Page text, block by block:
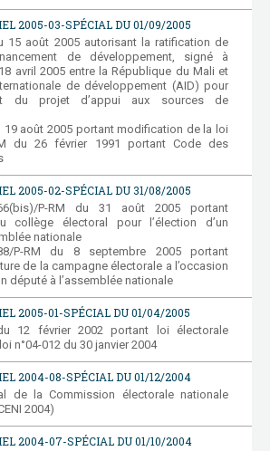
2005-03-SPÉCIAL DU 01/09/2005
15 août 2005 autorisant la ratification de
de développement, signé à
avril 2005 entre la République du Mali et
de développement (AID) pour
du projet d’appui aux sources de
19 août 2005 portant modification de la loi
du 26 février 1991 portant Code des
2005-02-SPÉCIAL DU 31/08/2005
P-RM du 31 août 2005 portant
collège électoral pour l’élection d’un
nationale
P-RM du 8 septembre 2005 portant
de la campagne électorale a l’occasion
député à l’assemblée nationale
2005-01-SPÉCIAL DU 01/04/2005
12 février 2002 portant loi électorale
n°04-012 du 30 janvier 2004
2004-08-SPÉCIAL DU 01/12/2004
de la Commission électorale nationale
2004)
2004-07-SPÉCIAL DU 01/10/2004